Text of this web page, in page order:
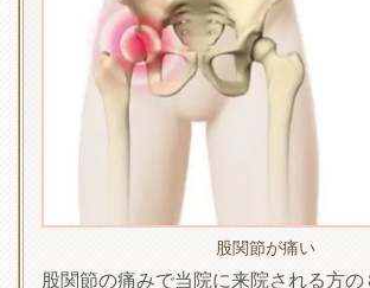
股関節が痛い
股関節の痛みで当院に来院される方の